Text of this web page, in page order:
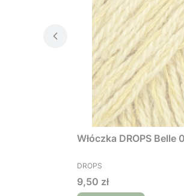
Włóczka DROPS Belle
PRODUCENT
DROPS
Cena
9,50 zł